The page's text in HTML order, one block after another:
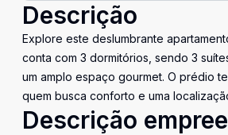
Descrição
Explore este deslumbrante
conta com 3 dormitórios, sendo 3
um amplo espaço gourmet. O prédio
quem busca conforto e uma
Descrição